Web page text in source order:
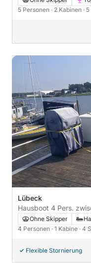
5 Personen · 2 Kabinen ·
Lübeck
Hausboot 4 Pers.
Travemünde Trave
Ohne Skipper
4 Personen · 1 Kabine · 4
Flexible Stornierung